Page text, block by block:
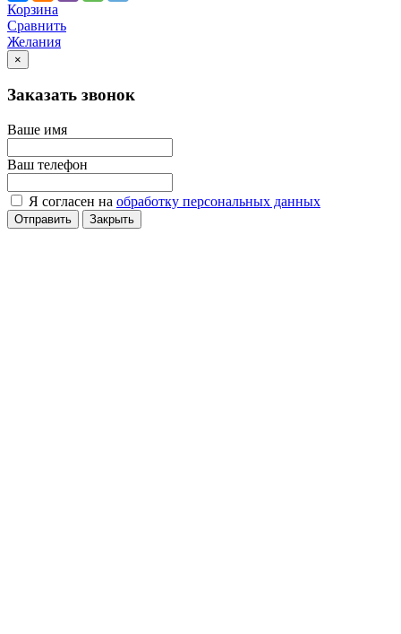
Корзина
Сравнить
Желания
×
Заказать звонок
Ваше имя
Ваш телефон
Я согласен на обработку персональных данных
Отправить Закрыть